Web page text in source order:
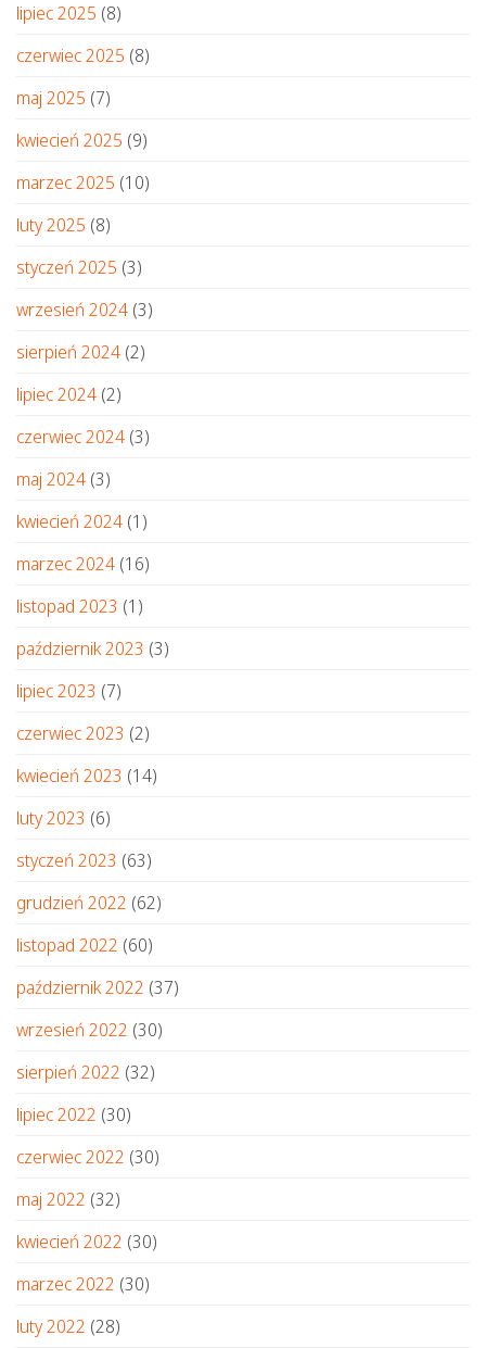
lipiec 2025 (8)
czerwiec 2025 (8)
maj 2025 (7)
kwiecień 2025 (9)
marzec 2025 (10)
luty 2025 (8)
styczeń 2025 (3)
wrzesień 2024 (3)
sierpień 2024 (2)
lipiec 2024 (2)
czerwiec 2024 (3)
maj 2024 (3)
kwiecień 2024 (1)
marzec 2024 (16)
listopad 2023 (1)
październik 2023 (3)
lipiec 2023 (7)
czerwiec 2023 (2)
kwiecień 2023 (14)
luty 2023 (6)
styczeń 2023 (63)
grudzień 2022 (62)
listopad 2022 (60)
październik 2022 (37)
wrzesień 2022 (30)
sierpień 2022 (32)
lipiec 2022 (30)
czerwiec 2022 (30)
maj 2022 (32)
kwiecień 2022 (30)
marzec 2022 (30)
luty 2022 (28)